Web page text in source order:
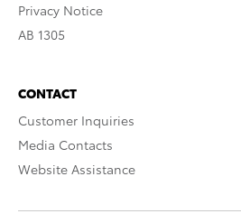
Privacy Notice
AB 1305
CONTACT
Customer Inquiries
Media Contacts
Website Assistance